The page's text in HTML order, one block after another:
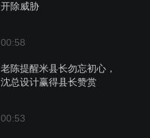
开除威胁
00:58
老陈提醒米县长勿忘初心，
沈总设计赢得县长赞赏
00:53